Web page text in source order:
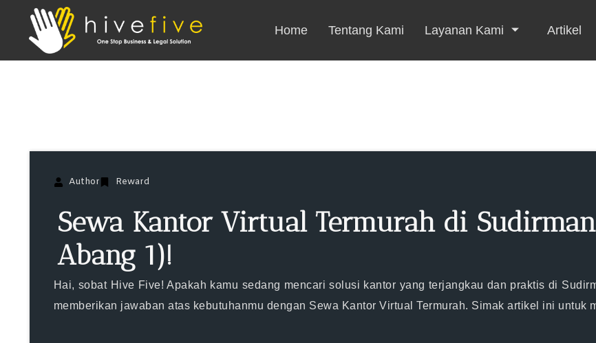
Home Tentang Kami Layanan Kami Artikel
Author Reward
Sewa Kantor Virtual Termurah di Sudirman
Abang 1)!
Hai, sobat Hive Five! Apakah kamu sedang mencari solusi kantor yang terjangkau dan praktis di
memberikan jawaban atas kebutuhanmu dengan Sewa Kantor Virtual Termurah. Simak artikel ini untuk